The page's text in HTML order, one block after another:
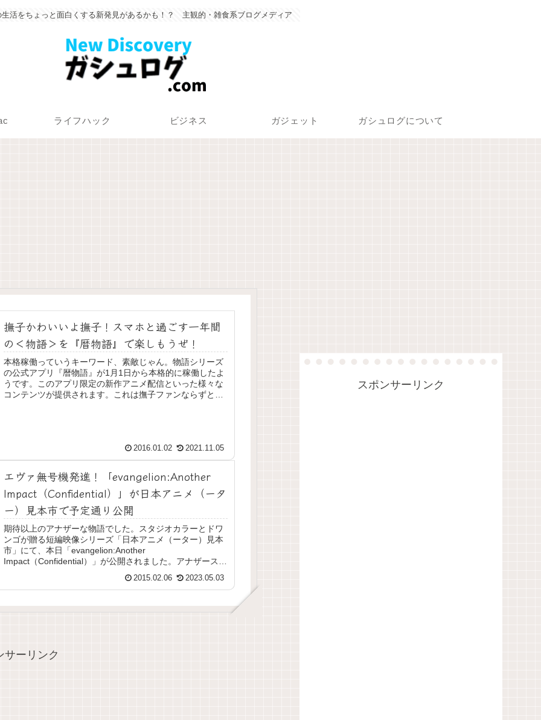
生活をちょっと面白くする新発見があるかも！？ 主観的・雑食系ブログメディア
ライフハック ビジネス ガジェット ガシュログについて
撫子かわいいよ撫子！スマホと過ごす一年間
の＜物語＞を『暦物語』で楽しもうぜ！
本格稼働っていうキーワード、素敵じゃん。物語シリーズ
の公式アプリ『暦物語』が1月1日から本格的に稼働したよ
うです。このアプリ限定の新作アニメ配信といった様々な
コンテンツが提供されます。これは撫子ファンならずとも
2016.01.02 2021.11.05
エヴァ無号機発進！「evangelion:Another
Impact（Confidential）」が日本アニメ（ータ
ー）見本市で予定通り公開
期待以上のアナザーな物語でした。スタジオカラーとドワ
ンゴが贈る短編映像シリーズ「日本アニメ（ーター）見本
市」にて、本日「evangelion:Another
Impact（Confidential）」が公開されました。アナザースト
2015.02.06 2023.05.03
サーリンク
スポンサーリンク